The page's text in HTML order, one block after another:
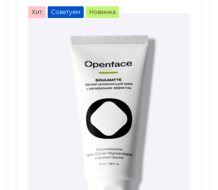
Хит Советуем Новинка